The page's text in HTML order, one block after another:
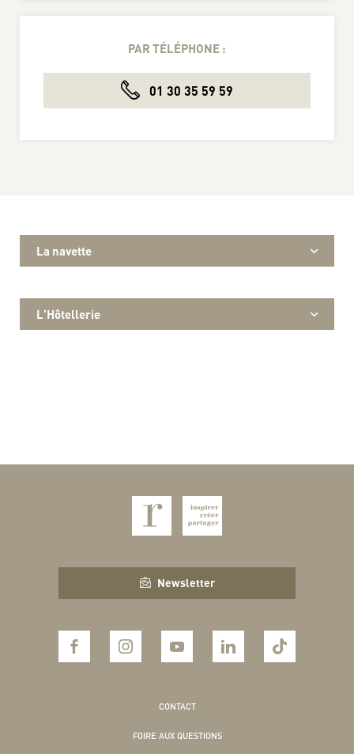
PAR TÉLÉPHONE :
01 30 35 59 59
La navette
L'Hôtellerie
Newsletter
CONTACT
FOIRE AUX QUESTIONS